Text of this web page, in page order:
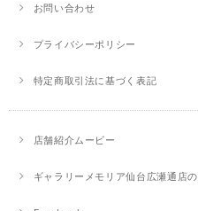
お問い合わせ
プライバシーポリシー
特定商取引法に基づく表記
店舗紹介ムービー
ギャラリーメモリア仙台広瀬通店